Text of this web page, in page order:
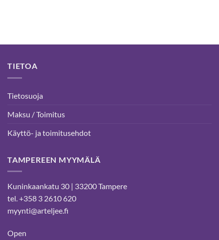
TIETOA
Tietosuoja
Maksu / Toimitus
Käyttö- ja toimitusehdot
TAMPEREEN MYYMÄLÄ
Kuninkaankatu 30 | 33200 Tampere
tel. +358 3 2610 620
myynti@arteljee.fi
Open